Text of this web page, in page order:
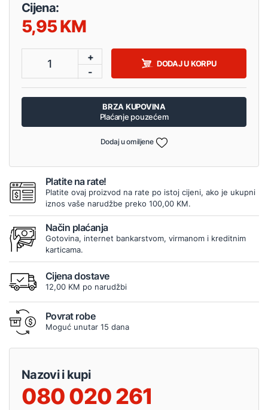
Cijena:
5,95
1
+
-
DODAJ U KORPU
BRZA KUPOVINA
Plaćanje pouzećem
Dodaj u omiljene
Platite na rate!
Platite ovaj proizvod na rate po istoj cijeni, ako je ukupni
iznos vaše narudžbe preko 100,00 KM.
Način plaćanja
Gotovina, internet bankarstvom, virmanom i kreditnim
karticama.
Cijena dostave
12,00 KM po narudžbi
Povrat robe
Moguć unutar 15 dana
Nazovi i kupi
080 020 261